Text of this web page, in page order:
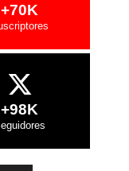
+70K
+98K